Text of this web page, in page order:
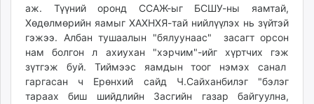
tumen.mn
shuum.mn
times.mn
tvmongolia.mn
mass.mn
unegui.mn
аж. Түүний оронд ССАЖ-ыг БСШУ-ны яамтай,
Хөдөлмөрийн яамыг ХАХНХЯ-тай нийлүүлэх нь зүйтэй
гэжээ. Албан тушаалын "бялуунаас" засагт орсон
нам болгон л ахиухан "хэрчим"-ийг хүртчих гэж
зүтгэж буй. Тиймээс яамдын тоог нэмэх санал
гаргасан ч Ерөнхий сайд Ч.Сайханбилэг "бэлэг
тараах биш шийдлийн Засгийн газар байгуулна,